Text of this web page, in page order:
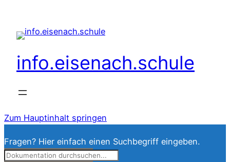
info.eisenach.schule
Zum Hauptinhalt springen
Fragen? Hier einfach einen Suchbegriff eingeben.